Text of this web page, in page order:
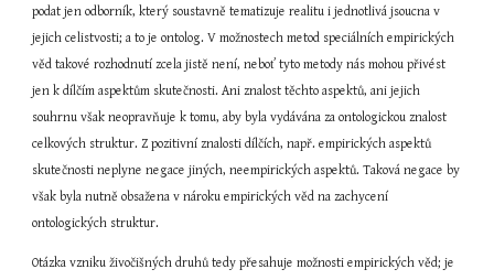
podat jen odborník, který soustavně tematizuje realitu i jednotlivá jsoucna v
jejich celistvosti; a to je ontolog. V možnostech metod speciálních empirických
věd takové rozhodnutí zcela jistě není, neboť tyto metody nás mohou přivést
jen k dílčím aspektům skutečnosti. Ani znalost těchto aspektů, ani jejich
souhrnu však neopravňuje k tomu, aby byla vydávána za ontologickou znalost
celkových struktur. Z pozitivní znalosti dílčích, např. empirických aspektů
skutečnosti neplyne negace jiných, neempirických aspektů. Taková negace by
však byla nutně obsažena v nároku empirických věd na zachycení
ontologických struktur.
Otázka vzniku živočišných druhů tedy přesahuje možnosti empirických věd; je